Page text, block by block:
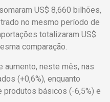
US$ 8,660 bilhões,
no mesmo período de
totalizaram US$
comparação.
aumento, neste mês, nas
(+0,6%), enquanto
produtos básicos (-6,5%) e